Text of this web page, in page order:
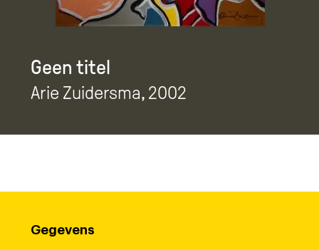
Geen titel
Arie Zuidersma, 2002
Gegevens